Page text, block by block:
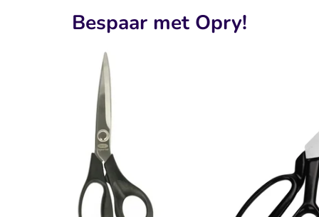
Bespaar met Opry!